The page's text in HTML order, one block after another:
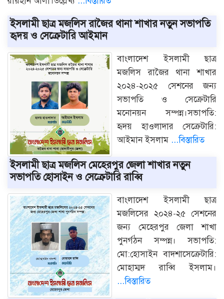
ইসলামী ছাত্র মজলিস রাজৈর থানা শাখার নতুন সভাপতি
হৃদয় ও সেক্রেটারি আইমান
বাংলাদেশ ইসলামী ছাত্র
মজলিস রাজৈর থানা শাখার
২০২৪-২০২৫ সেশনের জন্য
সভাপতি ও সেক্রেটারি
মনোনয়ন সম্পন্ন।সভাপতি:
হৃদয় হাওলাদার সেক্রেটারি:
আইমান ইসলাম ...বিস্তারিত
ইসলামী ছাত্র মজলিস মেহেরপুর জেলা শাখার নতুন
সভাপতি হোসাইন ও সেক্রেটারি রাব্বি
বাংলাদেশ ইসলামী ছাত্র
মজলিসের ২০২৪-২৫ সেশনের
জন্য মেহেরপুর জেলা শাখা
পুনর্গঠন সম্পন্ন। সভাপতি:
মো:হোসাইন বাদশাসেক্রেটারি:
মোহাম্মদ রাব্বি ইসলাম।
...বিস্তারিত